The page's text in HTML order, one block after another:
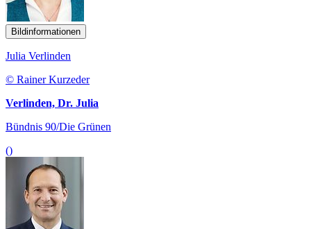
Bildinformationen
Julia Verlinden
© Rainer Kurzeder
Verlinden, Dr. Julia
Bündnis 90/Die Grünen
()